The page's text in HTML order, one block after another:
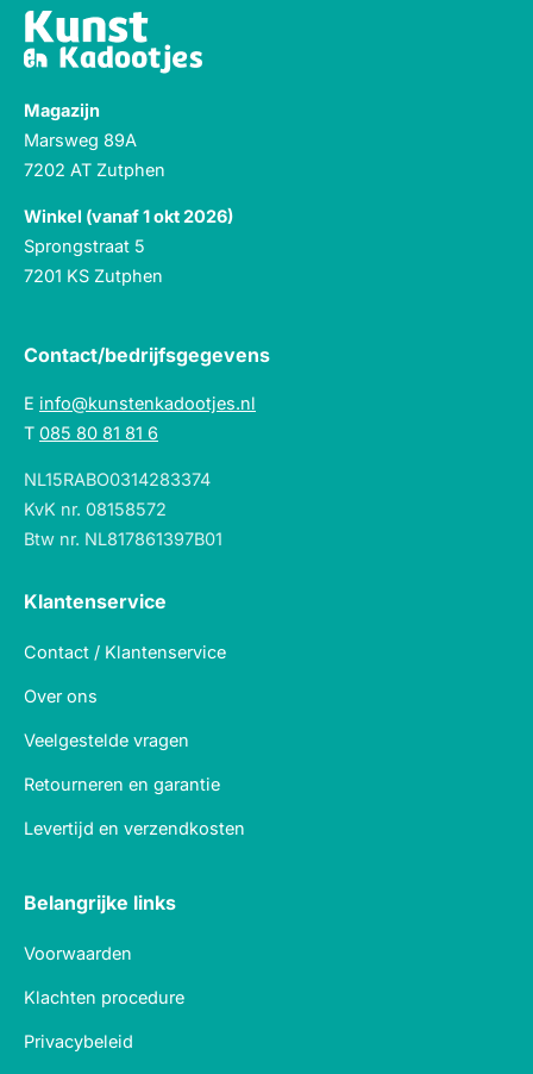
Magazijn
Marsweg 89A
7202 AT Zutphen
Winkel (vanaf 1 okt 2026)
Sprongstraat 5
7201 KS Zutphen
Contact/bedrijfsgegevens
E info@kunstenkadootjes.nl
T 085 80 81 81 6
NL15RABO0314283374
KvK nr. 08158572
Btw nr. NL817861397B01
Klantenservice
Contact / Klantenservice
Over ons
Veelgestelde vragen
Retourneren en garantie
Levertijd en verzendkosten
Belangrijke links
Voorwaarden
Klachten procedure
Privacybeleid